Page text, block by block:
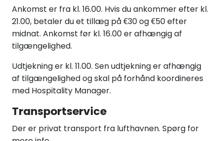
Ankomst er fra kl. 16.00. Hvis du ankommer efter kl.
21.00, betaler du et tillæg på €30 og €50 efter
midnat. Ankomst før kl. 16.00 er afhængig af
tilgængelighed.
Udtjekning er kl. 11.00. Sen udtjekning er afhængig
af tilgængelighed og skal på forhånd koordineres
med Hospitality Manager.
Transportservice
Der er privat transport fra lufthavnen. Spørg for